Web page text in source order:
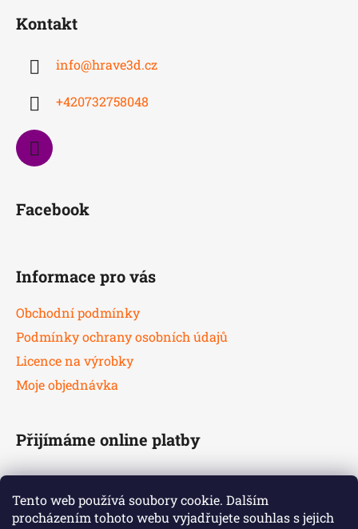
Tento web používá soubory cookie. Dalším
procházením tohoto webu vyjadřujete souhlas s jejich
Kontakt
info@hrave3d.cz
+420732758048
Facebook
Informace pro vás
Obchodní podmínky
Podmínky ochrany osobních údajů
Licence na výrobky
Moje objednávka
Přijímáme online platby